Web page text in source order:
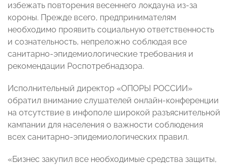
избежать повторения весеннего локдауна из-за
короны. Прежде всего, предпринимателям
необходимо проявить социальную ответственность
и сознательность, непреложно соблюдая все
санитарно-эпидемиологические требования и
рекомендации Роспотребнадзора.
Исполнительный директор «ОПОРЫ РОССИИ»
обратил внимание слушателей онлайн-конференции
на отсутствие в инфополе широкой разъяснительной
кампании для населения о важности соблюдения
всех санитарно-эпидемиологических правил.
«Бизнес закупил все необходимые средства защиты,